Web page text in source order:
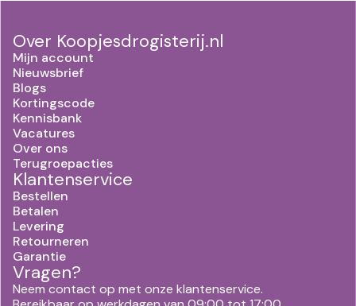
Over Koopjesdrogisterij.nl
Mijn account
Nieuwsbrief
Blogs
Kortingscode
Kennisbank
Vacatures
Over ons
Terugroepacties
Klantenservice
Bestellen
Betalen
Levering
Retourneren
Garantie
Vragen?
Neem contact op met onze klantenservice.